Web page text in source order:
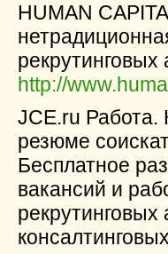
HUMAN
рекрутинговых
http://
JCE.ru Работа.
резюме
Бесплатное
вакансий и